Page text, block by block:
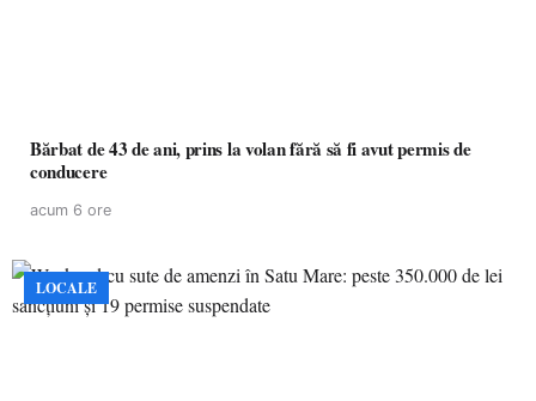
Bărbat de 43 de ani, prins la volan fără să fi avut permis de
conducere
acum 6 ore
LOCALE